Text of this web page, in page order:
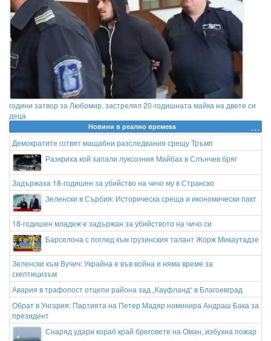
години затвор за Любомир, застрелял 20-годишната майка на двете си
деца
Новини в реално времеss
Демократите готвят мащабни разследвания срещу Тръмп
Разкриха кой запали луксозния Майбах в Слънчев бряг
Задържаха 18-годишен за убийство на чичо му в Странско
Зеленски в Сърбия: Историческа среща и икономически пакт
18-годишен младеж е задържан за убийството на чичо си
Барселона с поглед към грузинския талант Жорж Микаутадзе
Зеленски към Вучич: Украйна е във война и няма време за
скептицизъм
Авария в трафопост отцепи района зад „Кауфланд“ в Благоевград
Обрат в Унгария: Партията на Петер Мадяр номинира Андраш Бака за
президент
Снаряд удари кораб край бреговете на Оман, избухна пожар